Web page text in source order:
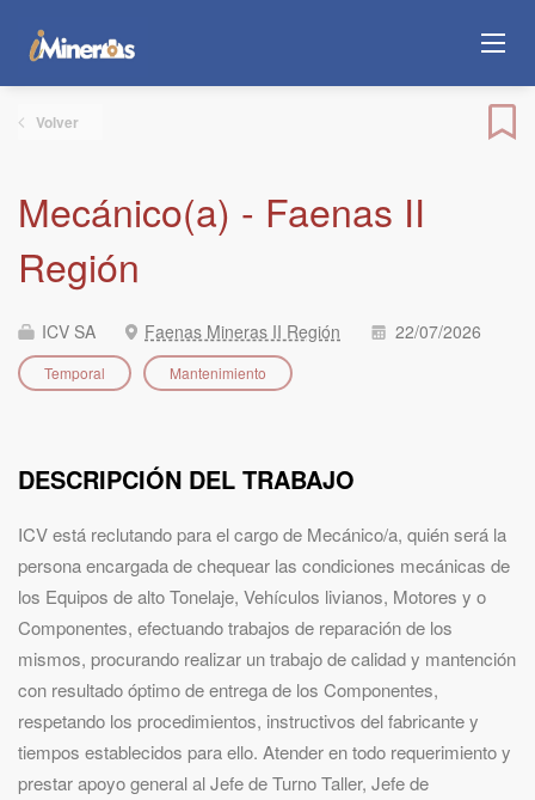
Volver
Mecánico(a) - Faenas II
Región
ICV SA Faenas Mineras II Región 22/07/2026
Temporal Mantenimiento
DESCRIPCIÓN DEL TRABAJO
ICV está reclutando para el cargo de Mecánico/a, quién será la
persona encargada de chequear las condiciones mecánicas de
los Equipos de alto Tonelaje, Vehículos livianos, Motores y o
Componentes, efectuando trabajos de reparación de los
mismos, procurando realizar un trabajo de calidad y mantención
con resultado óptimo de entrega de los Componentes,
respetando los procedimientos, instructivos del fabricante y
tiempos establecidos para ello. Atender en todo requerimiento y
prestar apoyo general al Jefe de Turno Taller, Jefe de